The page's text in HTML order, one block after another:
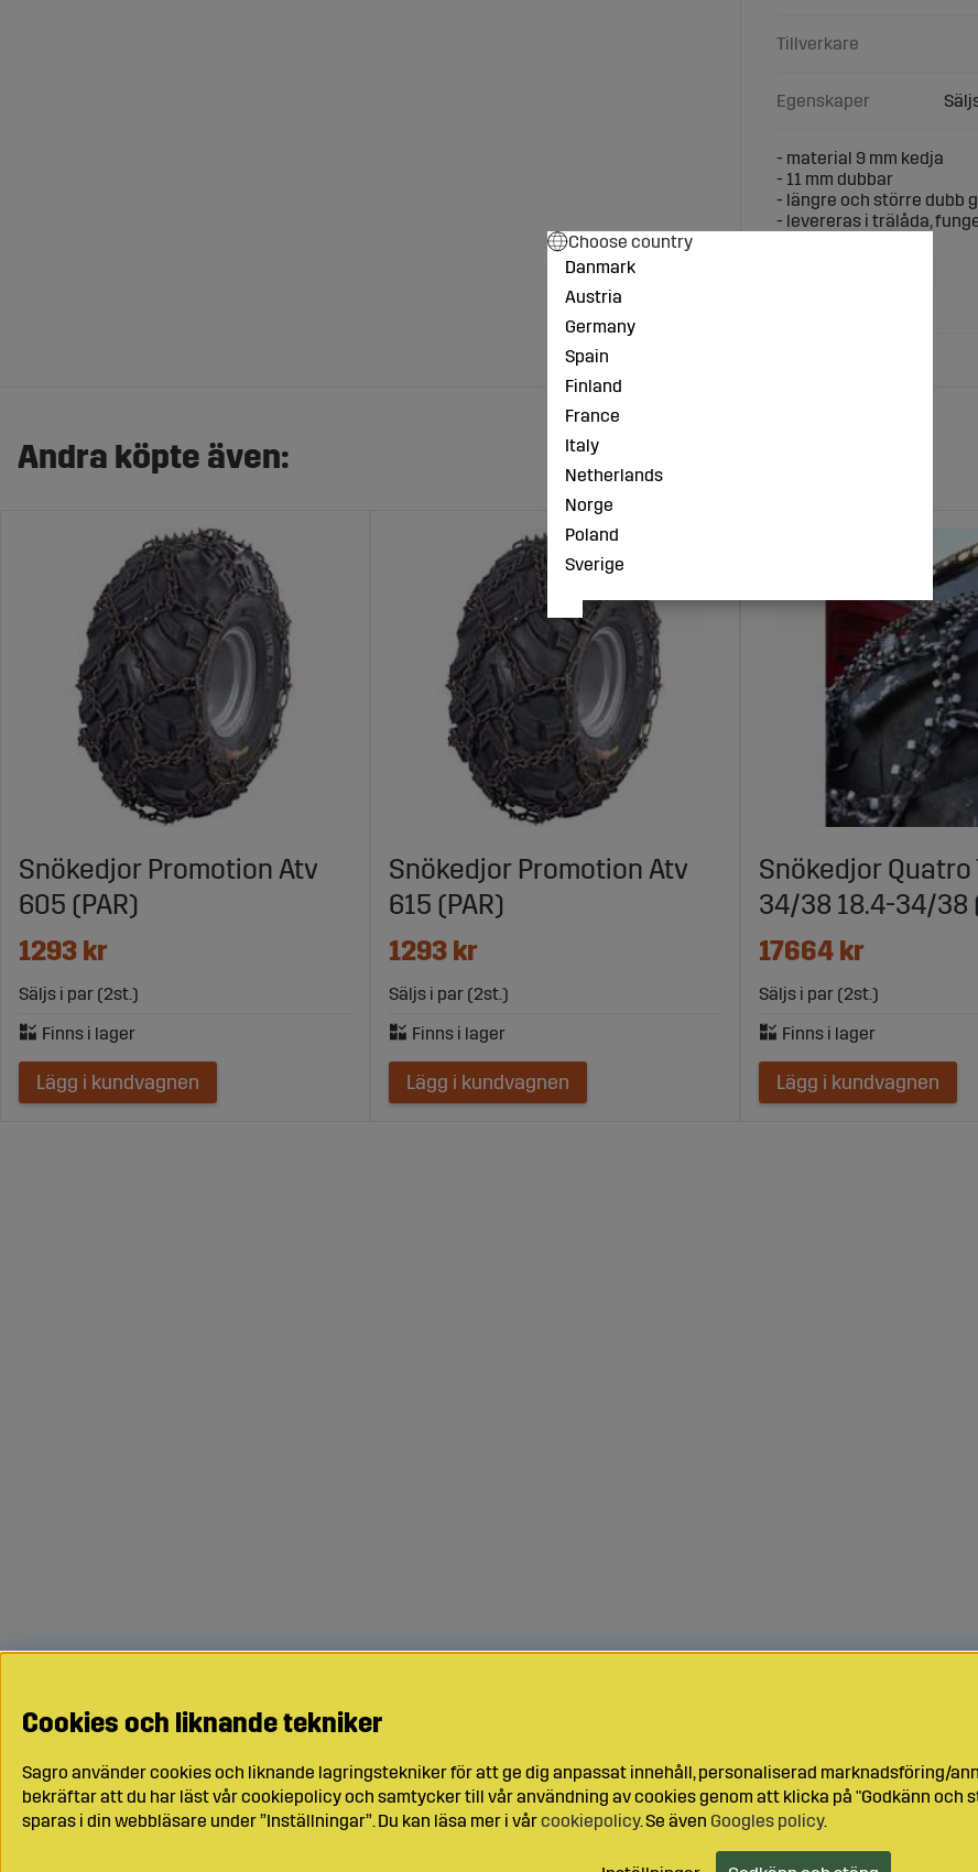
Tillverkare
Egenskaper
- material 9 mm kedja
- 11 mm dubbar
- längre och större dubb
- levereras i trälåda,
Andra köpte även:
Snökedjor Promotion Atv
605 (PAR)
1293 kr
Säljs i par (2st.)
Lägg i kundvagnen
Snökedjor Promotion Atv
615 (PAR)
1293 kr
Säljs i par (2st.)
Lägg i kundvagnen
Snökedjor Quatro
34/38 18.4-34/38
17664 kr
Säljs i par (2st.)
Lägg i kundvagnen
Cookies och liknande tekniker
Sagro använder cookies och liknande lagringstekniker för att ge dig anpassat innehåll, personaliserad marknadsföring/
bekräftar att du har läst vår cookiepolicy och samtycker till vår användning av cookies genom att klicka på "Godkänn och
sparas i din webbläsare under ”Inställningar”. Du kan läsa mer i vårcookiepolicy. Se även Googles policy.
Choose country
Danmark
Austria
Germany
Spain
Finland
France
Italy
Netherlands
Norge
Poland
Sverige